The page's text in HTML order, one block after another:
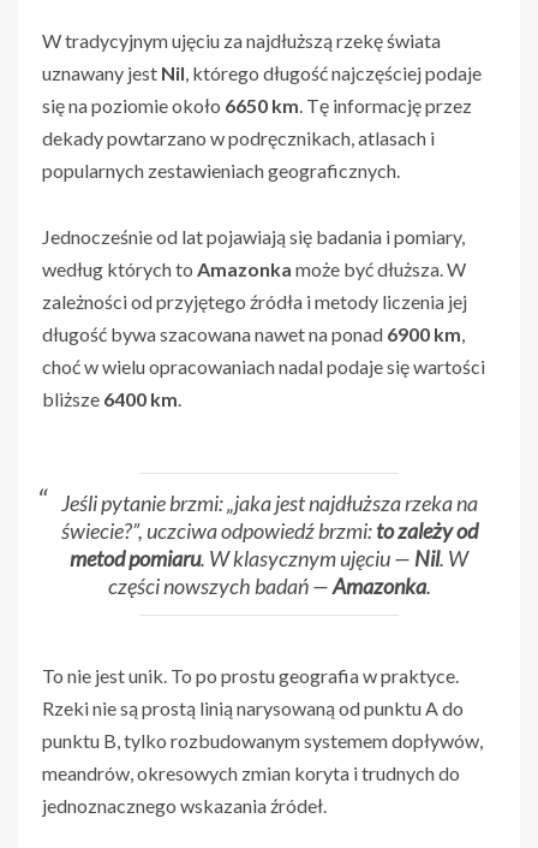
W tradycyjnym ujęciu za najdłuższą rzekę świata
uznawany jest Nil, którego długość najczęściej podaje
się na poziomie około 6650 km. Tę informację przez
dekady powtarzano w podręcznikach, atlasach i
popularnych zestawieniach geograficznych.
Jednocześnie od lat pojawiają się badania i pomiary,
według których to Amazonka może być dłuższa. W
zależności od przyjętego źródła i metody liczenia jej
długość bywa szacowana nawet na ponad 6900 km,
choć w wielu opracowaniach nadal podaje się wartości
bliższe 6400 km.
Jeśli pytanie brzmi: „jaka jest najdłuższa rzeka na
świecie?”, uczciwa odpowiedź brzmi:to zależy od
metod pomiaru. W klasycznym ujęciu — Nil. W
części nowszych badań —Amazonka.
To nie jest unik. To po prostu geografia w praktyce.
Rzeki nie są prostą linią narysowaną od punktu A do
punktu B, tylko rozbudowanym systemem dopływów,
meandrów, okresowych zmian koryta i trudnych do
jednoznacznego wskazania źródeł.